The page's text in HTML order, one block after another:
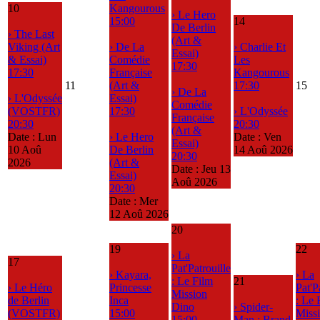
10
› The Last
Viking (Art
& Essai)
17:30
› L'Odyssée
(VOSTFR)
20:30
Date : Lun
10 Aoû
2026
11
Kangourous
15:00
› De La
Comédie
Française
(Art &
Essai)
17:30
› Le Hero
De Berlin
(Art &
Essai)
20:30
Date : Mer
12 Aoû 2026
› Le Hero
De Berlin
(Art &
Essai)
17:30
› De La
Comédie
Française
(Art &
Essai)
20:30
Date : Jeu 13
Aoû 2026
14
› Charlie Et
Les
Kangourous
17:30
› L'Odyssée
20:30
Date : Ven
14 Aoû 2026
15
17
› Le Héro
de Berlin
(VOSTFR)
19
› Kayara,
Princesse
Inca
15:00
20
› La
Pat'Patrouille
: Le Film
Mission
Dino
21
› Spider-
22
› La
: Le